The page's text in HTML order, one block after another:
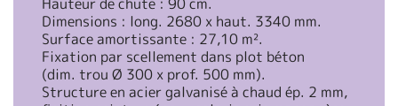
Dimensions : long. 2680 x haut. 3340 mm.
Surface amortissante : 27,10 m².
Fixation par scellement dans plot béton
(dim. trou Ø 300 x prof. 500 mm).
Structure en acier galvanisé à chaud ép. 2 mm,